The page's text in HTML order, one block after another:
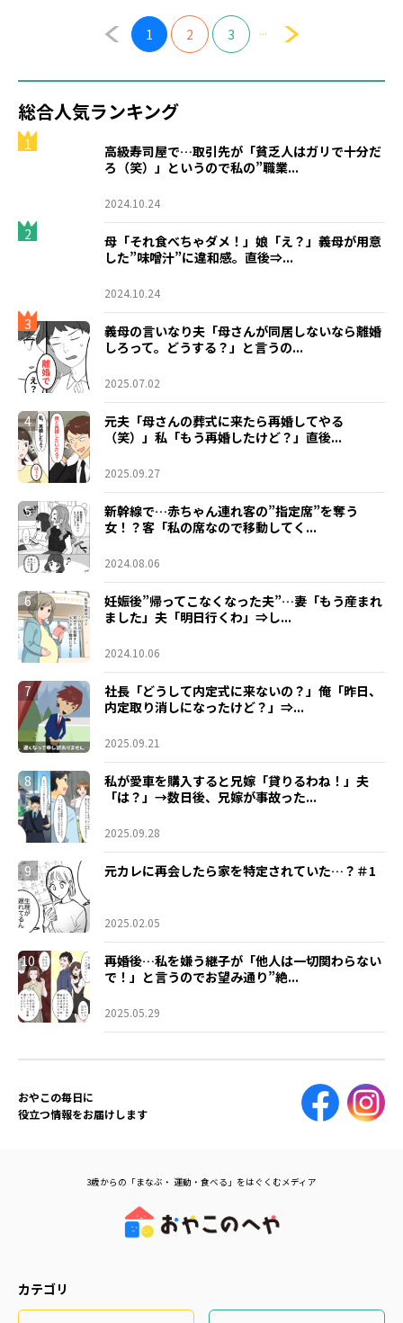
1 2 3 ...
総合人気ランキング
1
高級寿司屋で…取引先が「貧乏人はガリで十分だ
ろ（笑）」というので私の”職業...
2024.10.24
2
母「それ食べちゃダメ！」娘「え？」義母が用意
した”味噌汁”に違和感。直後⇒...
2024.10.24
3
義母の言いなり夫「母さんが同居しないなら離婚
しろって。どうする？」と言うの...
2025.07.02
4
元夫「母さんの葬式に来たら再婚してやる
（笑）」私「もう再婚したけど？」直後...
2025.09.27
5
新幹線で…赤ちゃん連れ客の”指定席”を奪う
女！？客「私の席なので移動してく...
2024.08.06
6
妊娠後”帰ってこなくなった夫”…妻「もう産まれ
ました」夫「明日行くわ」⇒し...
2024.10.06
7
社長「どうして内定式に来ないの？」俺「昨日、
内定取り消しになったけど？」⇒...
2025.09.21
8
私が愛車を購入すると兄嫁「貸りるわね！」夫
「は？」→数日後、兄嫁が事故った...
2025.09.28
9 元カレに再会したら家を特定されていた…？＃1
2025.02.05
10
再婚後…私を嫌う継子が「他人は一切関わらない
で！」と言うのでお望み通り”絶...
2025.05.29
おやこの毎日に
役立つ情報をお届けします
3歳からの「まなぶ・ 運動・食べる」をはぐくむメディア
カテゴリ